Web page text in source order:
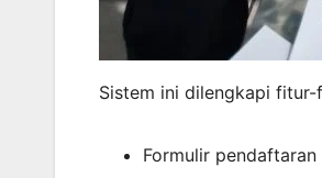
Sistem ini dilengkapi
Formulir